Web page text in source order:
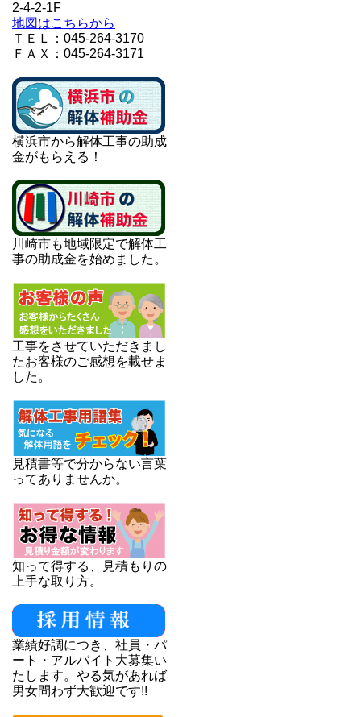
2-4-2-1F
地図はこちらから
ＴＥＬ：045-264-3170
ＦＡＸ：045-264-3171
横浜市から解体工事の助成
金がもらえる！
川崎市も地域限定で解体工
事の助成金を始めました。
工事をさせていただきまし
たお客様のご感想を載せま
した。
見積書等で分からない言葉
ってありませんか。
知って得する、見積もりの
上手な取り方。
業績好調につき、社員・パ
ート・アルバイト大募集い
たします。やる気があれば
男女問わず大歓迎です!!